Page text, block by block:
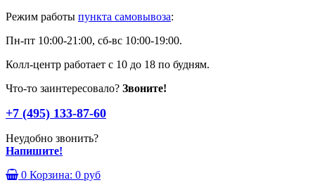
Режим работы пункта самовывоза:
Пн-пт 10:00-21:00, сб-вс 10:00-19:00.
Колл-центр работает с 10 до 18 по будням.
Что-то заинтересовало? Звоните!
+7 (495) 133-87-60
Неудобно звонить?
Напишите!
0 Корзина: 0 руб